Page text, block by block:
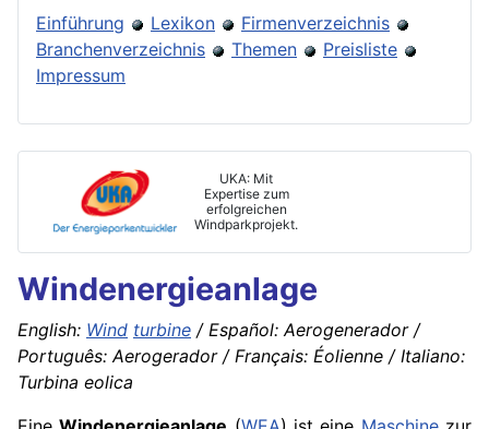
Einführung Lexikon
Firmenverzeichnis
Branchenverzeichnis
Themen
Preisliste
Impressum
UKA: Mit
Expertise zum
erfolgreichen
Windparkprojekt.
Windenergieanlage
English: Wind turbine / Español: Aerogenerador /
Português: Aerogerador / Français: Éolienne / Italiano:
Turbina eolica